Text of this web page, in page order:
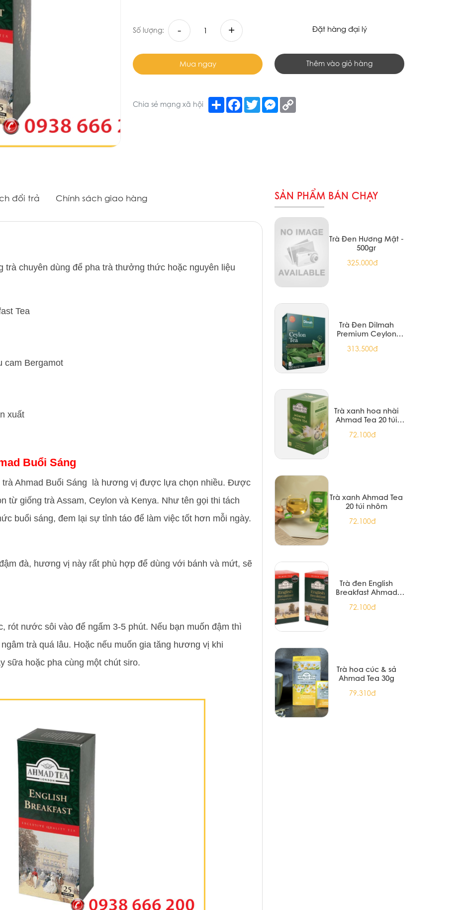
Số lượng: - +
Mua ngay
Đặt hàng đại lý
Thêm vào giỏ hàng
Chia sẻ mạng xã hội Share Facebook
TwitterMessenger
đổi trả Chính sách giao hàng
trà chuyên dùng để pha trà thưởng thức hoặc nguyên liệu
Tea
cam Bergamot
xuất
Buổi Sáng
trà Ahmad Buổi Sáng là hương vị được lựa chọn nhiều. Được
từ giống trà Assam, Ceylon và Kenya. Như tên gọi thi tách
buổi sáng, đem lại sự tỉnh táo để làm việc tốt hơn mỗi ngày.
đà, hương vị này rất phù hợp để dùng với bánh và mứt, sẽ
rót nước sôi vào để ngấm 3-5 phút. Nếu bạn muốn đậm thì
trà quá lâu. Hoặc nếu muốn gia tăng hương vị khi
sữa hoặc pha cùng một chút siro.
SẢN PHẨM BÁN CHẠY
Trà Đen Hương Mật -
500gr
325.000đ
Trà Đen Dilmah
Premium Ceylon
(12/T)
313.500đ
Trà xanh hoa nhài
Ahmad Tea 20 túi
72.100đ
Trà xanh Ahmad Tea
20 túi nhôm
72.100đ
Trà đen English
Breakfast Ahmad
72.100đ
Trà hoa cúc & sả
Ahmad Tea 30g
79.310đ